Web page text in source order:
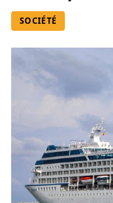
SOCIÉTÉ